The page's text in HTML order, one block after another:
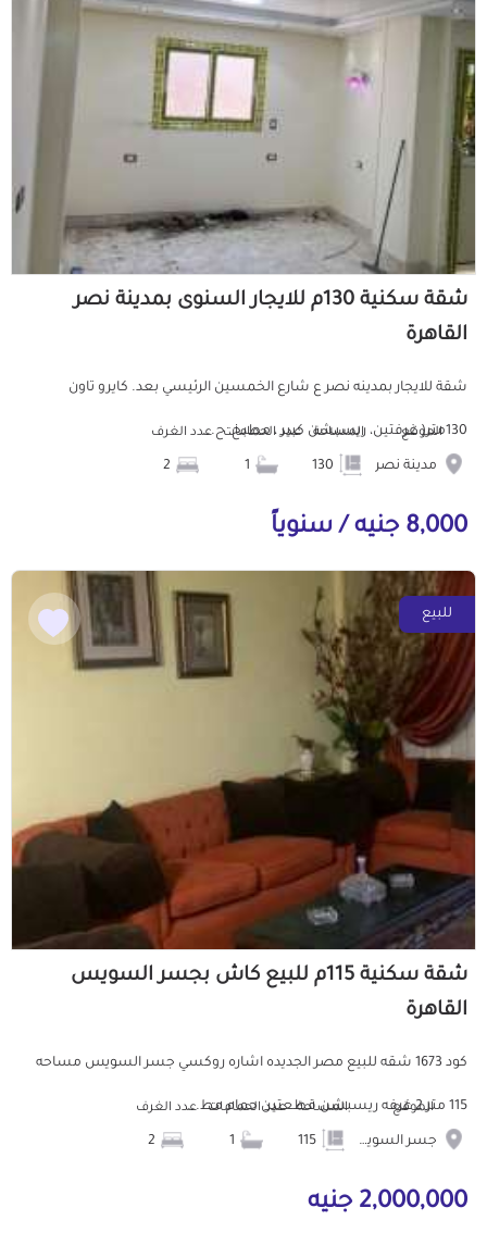
شقة سكنية 130م للايجار السنوى بمدينة نصر
القاهرة
شقة للايجار بمدينه نصر ع شارع الخمسين الرئيسي بعد. كايرو تاون
130متر( غرفتين، ريسبشن كبير ، مطبخ، ح... الموقع
مدينة نصر
المساحة عدد الحمامات عدد الغرف
8,000 جنيه / سنوياً
للبيع
شقة سكنية 115م للبيع كاش بجسر السويس
القاهرة
كود 1673 شقه للبيع مصر الجديده اشاره روكسي جسر السويس مساحه
115 متر 2 غرفه ريسبشن قطعتين حمام مط... الموقع
جسر السويس
المساحة عدد الحمامات عدد الغرف
2,000,000 جنيه